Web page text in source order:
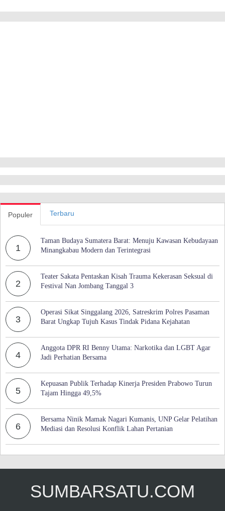
Populer Terbaru
1
Taman Budaya Sumatera Barat: Menuju Kawasan Kebudayaan
Minangkabau Modern dan Terintegrasi
2
Teater Sakata Pentaskan Kisah Trauma Kekerasan Seksual di
Festival Nan Jombang Tanggal 3
3
Operasi Sikat Singgalang 2026, Satreskrim Polres Pasaman
Barat Ungkap Tujuh Kasus Tindak Pidana Kejahatan
4
Anggota DPR RI Benny Utama: Narkotika dan LGBT Agar
Jadi Perhatian Bersama
5
Kepuasan Publik Terhadap Kinerja Presiden Prabowo Turun
Tajam Hingga 49,5%
6
Bersama Ninik Mamak Nagari Kumanis, UNP Gelar Pelatihan
Mediasi dan Resolusi Konflik Lahan Pertanian
SUMBARSATU.COM